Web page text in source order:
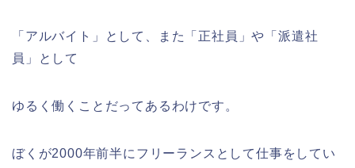
「アルバイト」として、また「正社員」や「派遣社
員」として
ゆるく働くことだってあるわけです。
ぼくが2000年前半にフリーランスとして仕事をしてい